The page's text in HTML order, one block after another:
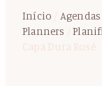
Início
Agendas
Planners /
Capa Dura Rosé